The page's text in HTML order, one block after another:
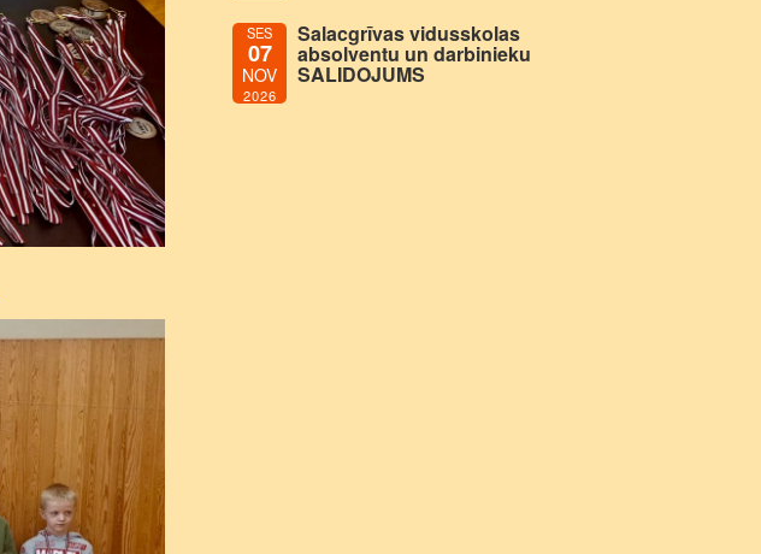
SES
07
NOV
2026
Salacgrīvas vidusskolas
absolventu un darbinieku
SALIDOJUMS